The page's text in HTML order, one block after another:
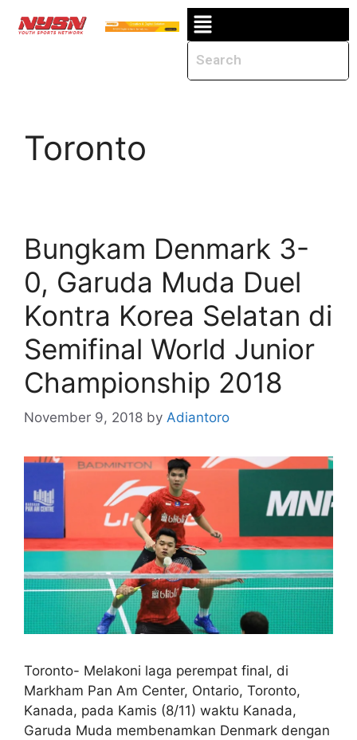
Toronto
Bungkam Denmark 3-
0, Garuda Muda Duel
Kontra Korea Selatan di
Semifinal World Junior
Championship 2018
November 9, 2018 by Adiantoro
Toronto- Melakoni laga perempat final, di
Markham Pan Am Center, Ontario, Toronto,
Kanada, pada Kamis (8/11) waktu Kanada,
Garuda Muda membenamkan Denmark dengan